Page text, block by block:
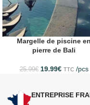
Margelle de piscine en
pierre de Bali
25.99€ 19.99€ TTC /pcs
ENTREPRISE